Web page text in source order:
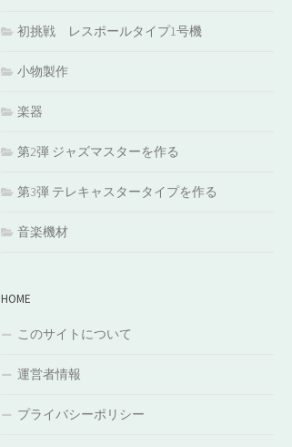
初挑戦 レスポールタイプ1号機
小物製作
楽器
第2弾 ジャズマスターを作る
第3弾 テレキャスタータイプを作る
音楽機材
HOME
このサイトについて
運営者情報
プライバシーポリシー